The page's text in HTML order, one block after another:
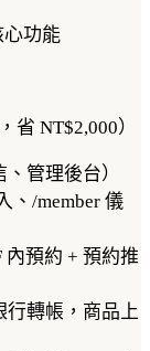
心功能
省 NT$2,000）
管理後台）
、/member 儀
內預約 + 預約推
轉帳，商品上